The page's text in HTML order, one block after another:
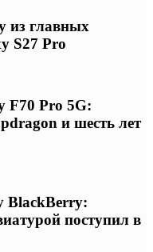
из главных
S27 Pro
F70 Pro 5G:
и шесть лет
BlackBerry:
поступил в